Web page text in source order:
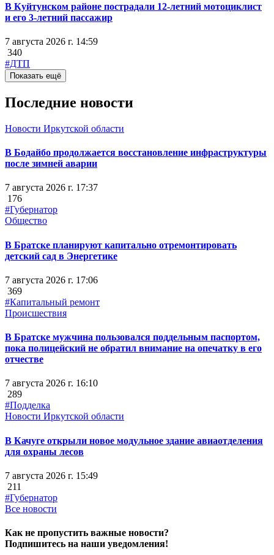
В Куйтунском районе пострадали 12-летний мотоциклист
и его 3-летний пассажир
7 августа 2026 г. 14:59
340
#ДТП
Показать ещё
Последние новости
Новости Иркутской области
В Бодайбо продолжается восстановление инфраструктуры
после зимней аварии
7 августа 2026 г. 17:37
176
#Губернатор
Общество
В Братске планируют капитально отремонтировать
детский сад в Энергетике
7 августа 2026 г. 17:06
369
#Капитальный ремонт
Происшествия
В Братске мужчина пользовался поддельным паспортом,
пока полицейский не обратил внимание на опечатку в его
отчестве
7 августа 2026 г. 16:10
289
#Подделка
Новости Иркутской области
В Качуге открыли новое модульное здание авиаотделения
для охраны лесов
7 августа 2026 г. 15:49
211
#Губернатор
Все новости
Как не пропустить важные новости?
Подпишитесь на наши уведомления!